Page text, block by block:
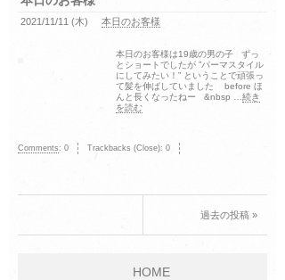
2021/11/11 (木) 本日のお客様
本日のお客様は19歳の男の子 ずっ
とショートでしたが ”パーマスタイル
にしてみたい！” ということで頑張っ
て髪を伸ばしていました before ほ
んと長くなったねー &nbsp … 続き
を読む
Comments: 0 Trackbacks (Close): 0
過去の投稿 »
HOME